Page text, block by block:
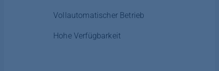
Vollautomatischer Betrieb
Hohe Verfügbarkeit